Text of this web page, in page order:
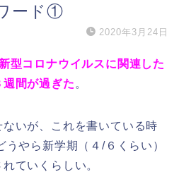
ード①
2020年3月24日
型コロナウイルスに関連した
間が過ぎた 。
いが、これを書いている時
やら新学期（４/６くらい）
ていくらしい。